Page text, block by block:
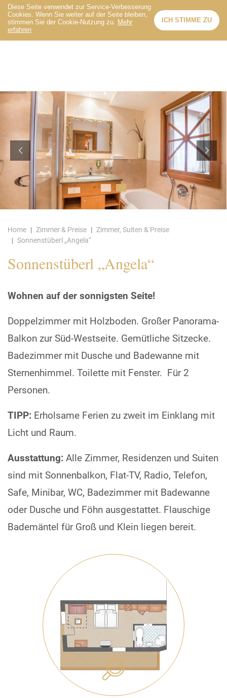
Home Zimmer & Preise
Zimmer, Suiten & Preise
Sonnenstüberl „Angela“
Sonnenstüberl „Angela“
Wohnen auf der sonnigsten Seite!
Doppelzimmer mit Holzboden. Großer Panorama-
Balkon zur Süd-Westseite. Gemütliche Sitzecke.
Badezimmer mit Dusche und Badewanne mit
Sternenhimmel. Toilette mit Fenster. Für 2
Personen.
TIPP: Erholsame Ferien zu zweit im Einklang mit
Licht und Raum.
Ausstattung: Alle Zimmer, Residenzen und Suiten
sind mit Sonnenbalkon, Flat-TV, Radio, Telefon,
Safe, Minibar, WC, Badezimmer mit Badewanne
oder Dusche und Föhn ausgestattet. Flauschige
Bademäntel für Groß und Klein liegen bereit.